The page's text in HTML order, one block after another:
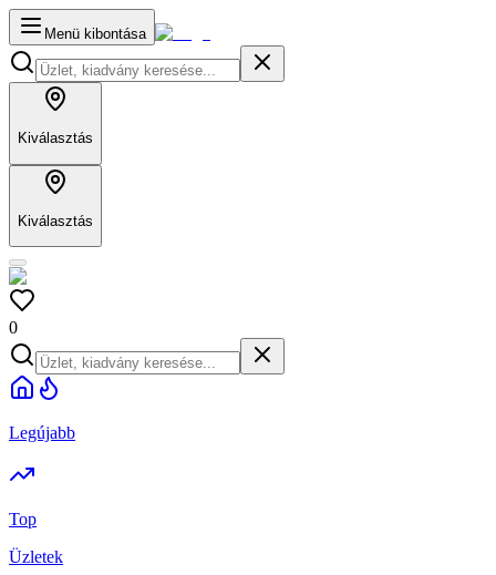
Menü kibontása
Kiválasztás
Kiválasztás
0
Legújabb
Top
Üzletek